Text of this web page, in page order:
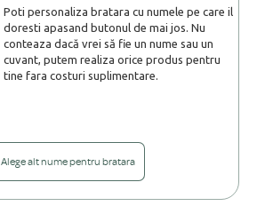
Poti personaliza bratara cu numele pe care il
doresti apasand butonul de mai jos. Nu
conteaza dacă vrei să fie un nume sau un
cuvant, putem realiza orice produs pentru
tine fara costuri suplimentare.
Alege alt nume pentru bratara